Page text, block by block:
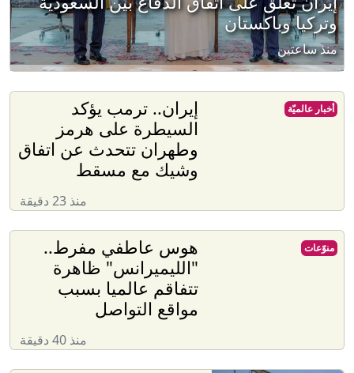
وتركيا وباكستان
منذ ساعتين
إيران.. ترمب يؤكد
السيطرة على هرمز
وطهران تتحدث عن اتفاق
وشيك مع مسقط
منذ 23 دقيقة
أخبار عالميّة
هوس عاطفي مفرط..
"الليميرانس" ظاهرة
تتفاقم عالميا بسبب
مواقع التواصل
منذ 40 دقيقة
منوّعات